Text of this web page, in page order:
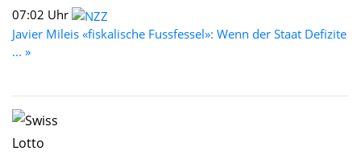
07:02 Uhr
Javier Mileis «fiskalische Fussfessel»: Wenn der Staat Defizite
... »